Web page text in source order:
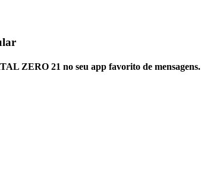
ZERO 21 no seu app favorito de mensagens.